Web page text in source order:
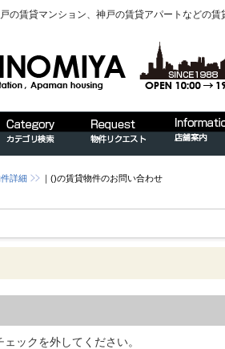
賃貸マンション、神戸の賃貸アパートなどの賃
件詳細 ｜()の賃貸物件のお問い合わせ
ックを外してください。